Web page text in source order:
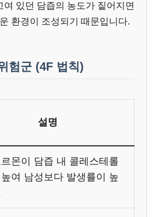
여 있던 담즙의 농도가 짙어지면
환경이 조성되기 때문입니다.
험군 (4F 법칙)
설명
몬이 담즙 내 콜레스테롤
여 남성보다 발생률이 높